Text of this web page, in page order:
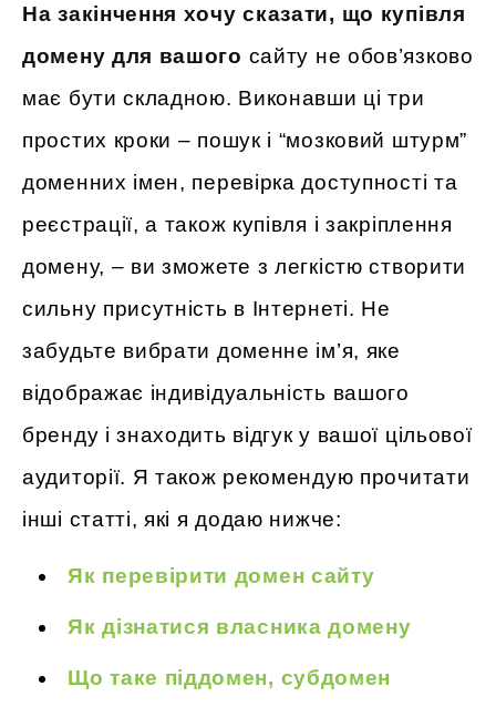
На закінчення хочу сказати, що купівля
домену для вашого сайту не обов’язково
має бути складною. Виконавши ці три
простих кроки – пошук і “мозковий штурм”
доменних імен, перевірка доступності та
реєстрації, а також купівля і закріплення
домену, – ви зможете з легкістю створити
сильну присутність в Інтернеті. Не
забудьте вибрати доменне ім’я, яке
відображає індивідуальність вашого
бренду і знаходить відгук у вашої цільової
аудиторії. Я також рекомендую прочитати
інші статті, які я додаю нижче:
Як перевірити домен сайту
Як дізнатися власника домену
Що таке піддомен, субдомен